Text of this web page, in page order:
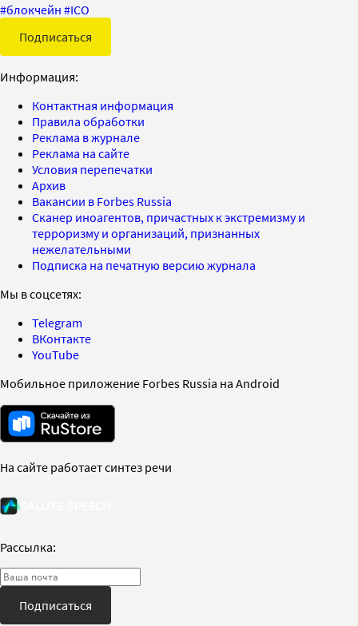
#блокчейн #ICO
Подписаться
Информация:
Контактная информация
Правила обработки
Реклама в журнале
Реклама на сайте
Условия перепечатки
Архив
Вакансии в Forbes Russia
Сканер иноагентов, причастных к экстремизму и
терроризму и организаций, признанных
нежелательными
Подписка на печатную версию журнала
Мы в соцсетях:
Telegram
ВКонтакте
YouTube
Мобильное приложение Forbes Russia на Android
На сайте работает синтез речи
Рассылка:
Подписаться